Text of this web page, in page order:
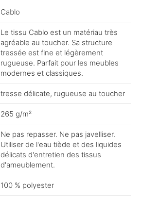
Cablo
Le tissu Cablo est un matériau très
agréable au toucher. Sa structure
tressée est fine et légèrement
rugueuse. Parfait pour les meubles
modernes et classiques.
tresse délicate, rugueuse au toucher
265 g/m²
Ne pas repasser. Ne pas javelliser.
Utiliser de l'eau tiède et des liquides
délicats d'entretien des tissus
d'ameublement.
100 % polyester